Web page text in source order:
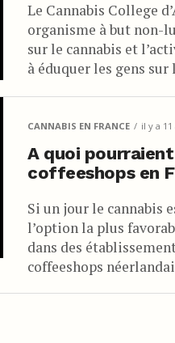
Le Cannabis College
organisme à but non-
sur le cannabis et
à éduquer les gens sur
CANNABIS EN FRANCE il y a 11
A quoi
coffeeshops en
Si un jour le cannabis
l’option la plus
dans des
coffeeshops